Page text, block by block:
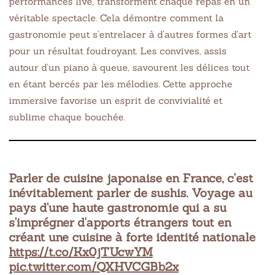
véritable spectacle. Cela démontre comment la
gastronomie peut s’entrelacer à d’autres formes d’art
pour un résultat foudroyant. Les convives, assis
autour d’un piano à queue, savourent les délices tout
en étant bercés par les mélodies. Cette approche
immersive favorise un esprit de convivialité et
sublime chaque bouchée.
Parler de cuisine japonaise en France, c’est
inévitablement parler de sushis. Voyage au
pays d'une haute gastronomie qui a su
s'imprégner d'apports étrangers tout en
créant une cuisine à forte identité nationale
https://t.co/Kx0jTUcwYM
pic.twitter.com/QXHVCGBb2x